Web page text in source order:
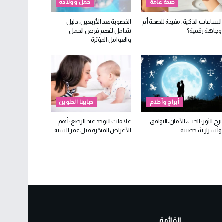
صحة عامة
الساعات الذكية: مفيدة للصحة أم
وجاهة رقمية؟
حمل وولادة
الخصوبة بعد الأربعين: دليل
شامل لفهم فرص الحمل
والعوامل المؤثرة
أبراج وأحلام
برج الثور: الحب، الأمان، التوافق
وأسرار شخصيته
حبايبنا الحلوين
علامات التوحد عند الرضع: أهم
الأعراض المبكرة قبل عمر السنة